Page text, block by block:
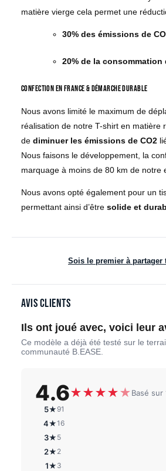
matière vierge cela permet une
30% des émissions de
20% de la consommation
Confection en France & démarche durable
Nous avons limité le maximum de
réalisation de notre T-shirt en matière
de diminuer les émissions de CO2
Nous faisons le développement, la
marquage à moins de 80 km de notre
Nous avons opté également pour un
permettant ainsi d’être solide et
Sois le premier à partager
Avis clients
Ils ont joué avec, voici leur
Ce modèle a déjà été testé sur le
communauté B.EASE.
4.6★★★★★Basé sur
5★ 91
4★16
3★ 5
2★ 2
1★ 3